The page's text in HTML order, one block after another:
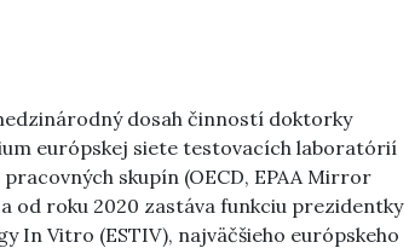
dosah činností doktorky
európskej siete testovacích laboratórií
skupín (OECD, EPAA Mirror
a od roku 2020 zastáva funkciu prezidentky
In Vitro (ESTIV), najväčšieho európskeho